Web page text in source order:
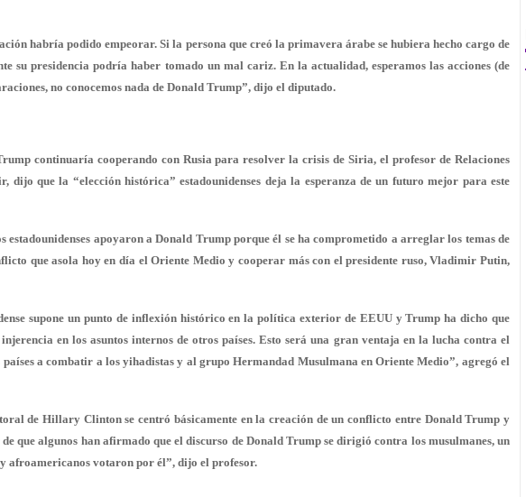
habría podido empeorar. Si la persona que creó la primavera árabe se hubiera hecho cargo de
su presidencia podría haber tomado un mal cariz. En la actualidad, esperamos las acciones (de
no conocemos nada de Donald Trump”, dijo el diputado.
continuaría cooperando con Rusia para resolver la crisis de Siria, el profesor de Relaciones
dijo que la “elección histórica” estadounidenses deja la esperanza de un futuro mejor para este
estadounidenses apoyaron a Donald Trump porque él se ha comprometido a arreglar los temas de
que asola hoy en día el Oriente Medio y cooperar más con el presidente ruso, Vladimir Putin,
supone un punto de inflexión histórico en la política exterior de EEUU y Trump ha dicho que
en los asuntos internos de otros países. Esto será una gran ventaja en la lucha contra el
a combatir a los yihadistas y al grupo Hermandad Musulmana en Oriente Medio”, agregó el
de Hillary Clinton se centró básicamente en la creación de un conflicto entre Donald Trump y
que algunos han afirmado que el discurso de Donald Trump se dirigió contra los musulmanes, un
afroamericanos votaron por él”, dijo el profesor.